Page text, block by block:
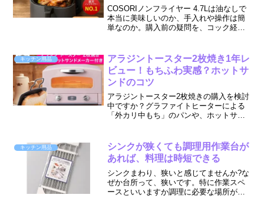
COSORIノンフライヤー 4.7Lは油なしで
本当に美味しいのか、手入れや操作は簡
単なのか。購入前の疑問を、コック経験
理を美味しくするコツまで解説。
キッチン用品
アラジントースター2枚焼き1年レ
ビュー！もちふわ実感？ホットサ
ンドのコツ
アラジントースター2枚焼きの購入を検討
中ですか？グラファイトヒーターによる
「外カリ中もち」のパンや、ホットサン
コツもご紹介し、あなたの悩みを解決す
る記事です。
キッチン用品
シンクが狭くても調理用作業台が
あれば、料理は時短できる
シンクまわり、狭いと感じてませんか?な
ぜか台所って、狭いです。特に作業スペ
ースといいますか調理に必要な場所が確